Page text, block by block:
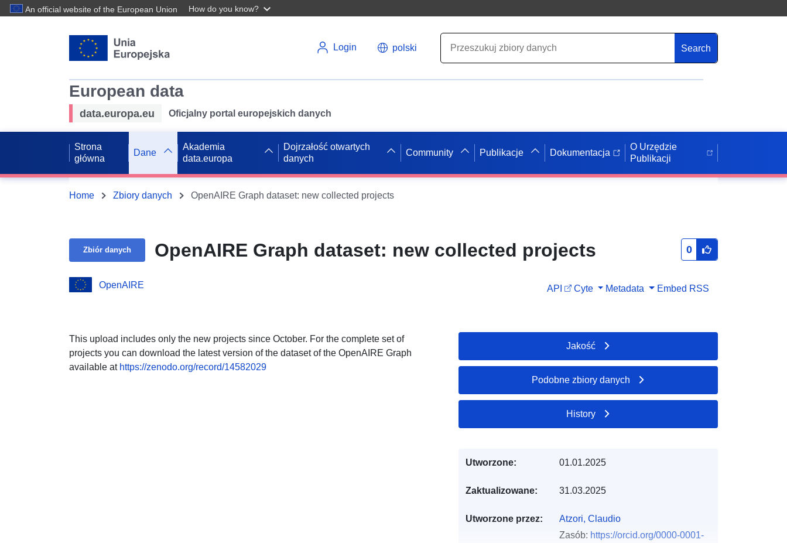
An official website of the European Union How do you know?
Login polski Search
European data
data.europa.eu Oficjalny portal europejskich danych
Strona
główna
Dane
Akademia
data.europa
Dojrzałość otwartych
danych
Community Publikacje Dokumentacja
O Urzędzie
Publikacji
Home Zbiory danych OpenAIRE Graph dataset: new collected projects
Zbiór danych OpenAIRE Graph dataset: new collected projects 0
OpenAIRE API Cyte Metadata Embed RSS
This upload includes only the new projects since October. For the complete set of
projects you can download the latest version of the dataset of the OpenAIRE Graph
available at https://zenodo.org/record/14582029
Jakość
Podobne zbiory danych
History
Utworzone: 01.01.2025
Zaktualizowane: 31.03.2025
Utworzone przez:
Atzori, Claudio
Zasób: https://orcid.org/0000-0001-